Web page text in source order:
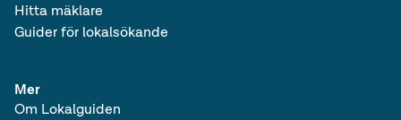
Hitta mäklare
Guider för lokalsökande
Mer
Om Lokalguiden